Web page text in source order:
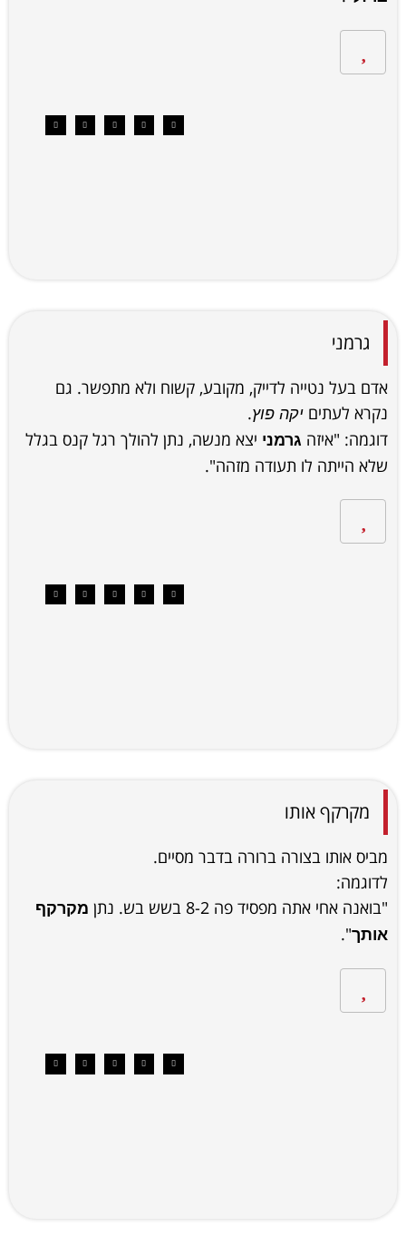
גרמני
אדם בעל נטייה לדייק, מקובע, קשוח ולא מתפשר. גם
נקרא לעתים יקה פוץ.
דוגמה: "איזה גרמני יצא מנשה, נתן להולך רגל קנס בגלל
שלא הייתה לו תעודה מזהה".
מקרקף אותו
מביס אותו בצורה ברורה בדבר מסיים.
לדוגמה:
"בואנה אחי אתה מפסיד פה 8-2 בשש בש. נתן
מקרקף
אותך".